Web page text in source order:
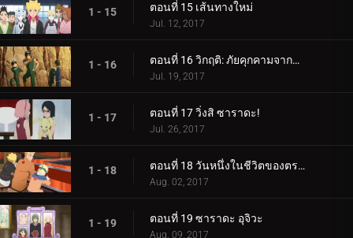
1 - 15 ตอนที่ 15 เส้นทางใหม่
Jul. 12, 2017
1 - 16 ตอนที่ 16 วิกฤติ: ภัยคุกคามจากความล้มเหลว!
Jul. 19, 2017
1 - 17 ตอนที่ 17 วิ่งสิ ซาราดะ!
Jul. 26, 2017
1 - 18 ตอนที่ 18 วันหนึ่งในชีวิตของตระกูลอุซึมากิ
Aug. 02, 2017
1 - 19 ตอนที่ 19 ซาราดะ อุจิวะ
Aug. 09, 2017